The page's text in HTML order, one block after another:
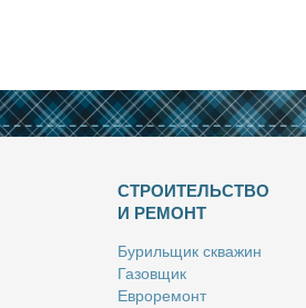
СТРОИТЕЛЬСТВО
И РЕМОНТ
Бу­риль­щик сква­жин
Га­зов­щик
Ев­ро­ре­монт